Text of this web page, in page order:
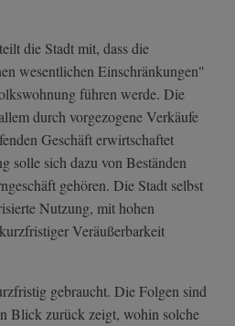
die Stadt mit, dass die
wesentlichen Einschränkungen"
führen werde. Die
durch vorgezogene Verkäufe
Geschäft erwirtschaftet
solle sich dazu von Beständen
gehören. Die Stadt selbst
Nutzung, mit hohen
Veräußerbarkeit
gebraucht. Die Folgen sind
Blick zurück zeigt, wohin solche